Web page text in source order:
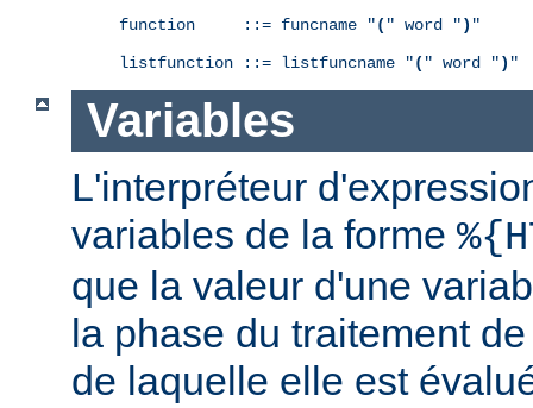
function     ::= funcname "( " word ") "
listfunction ::= listfuncname "( " word ") "
Variables
L'interpréteur
variables de la forme
que la valeur d'une
la phase du traitement
de laquelle elle est